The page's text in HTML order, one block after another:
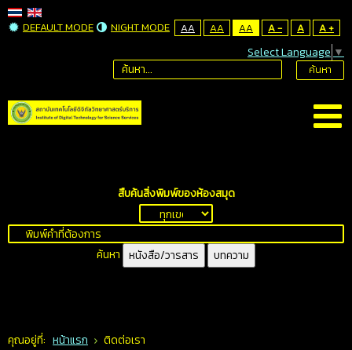
DEFAULT MODE NIGHT MODE AA AA AA A - A A +
Select Language ▼
ค้นหา
สืบค้นสิ่งพิมพ์ของห้องสมุด
ค้นหา หนังสือ/วารสาร บทความ
คุณอยู่ที่: หน้าแรก ติดต่อเรา